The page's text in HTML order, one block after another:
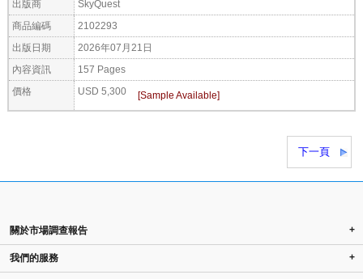
出版商 SkyQuest
商品編碼 2102293
出版日期 2026年07月21日
內容資訊 157 Pages
價格 USD 5,300
下一頁
關於市場調查報告 +
我們的服務 +